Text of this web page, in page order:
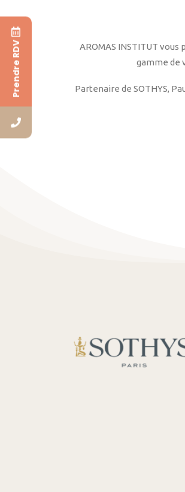
AROMAS INSTITUT
gamme de
Partenaire de SOTHYS,
Prendre RDV